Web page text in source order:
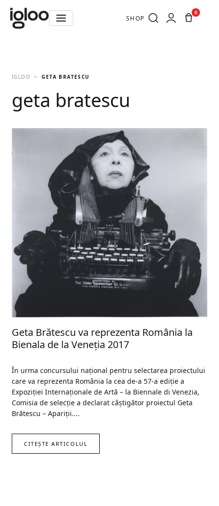
SHOP
0
IGLOO GETA BRATESCU
geta bratescu
Geta Brătescu va reprezenta România la
Bienala de la Veneția 2017
În urma concursului național pentru selectarea proiectului
care va reprezenta România la cea de-a 57-a ediție a
Expoziției Internaționale de Artă – la Biennale di Venezia,
Comisia de selecție a declarat câștigător proiectul Geta
Brătescu – Apariții....
CITEȘTE ARTICOLUL